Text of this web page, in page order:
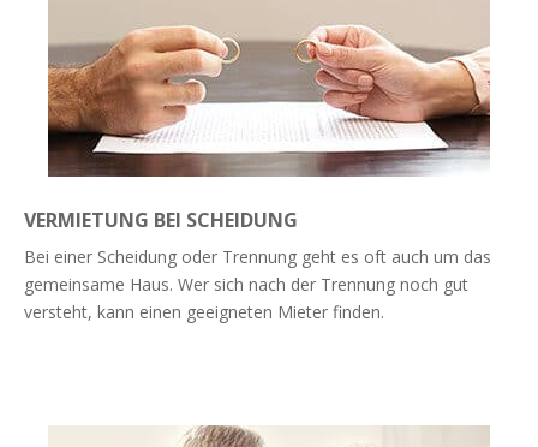
VERMIETUNG BEI SCHEIDUNG
Bei einer Scheidung oder Trennung geht es oft auch um das
gemeinsame Haus. Wer sich nach der Trennung noch gut
versteht, kann einen geeigneten Mieter finden.